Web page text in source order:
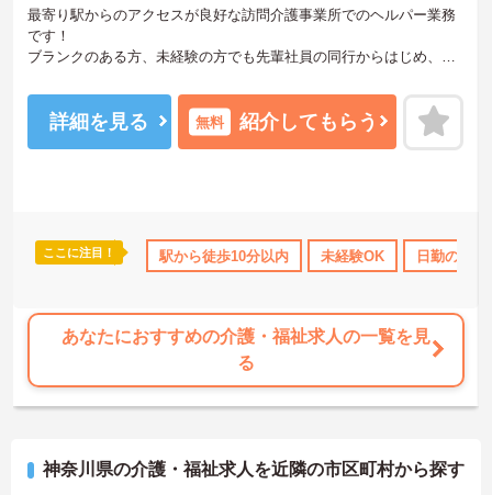
託児所・育児補助 無資格OK 年間休日110日以上
最寄り駅からのアクセスが良好な訪問介護事業所でのヘルパー業務
です！
ブランクのある方、未経験の方でも先輩社員の同行からはじめ、丁
ご興味ある方には、面接のポイントなど、さらに詳細をお話致しま
すのでお気軽にご相談ください。
詳細を見る 無料 紹介してもらう
ここに注目！ 駅から徒歩10分以内 未経験OK 日勤のみ
あなたにおすすめの介護・福祉求人の一覧を見
る
神奈川県の介護・福祉求人を近隣の市区町村から探す